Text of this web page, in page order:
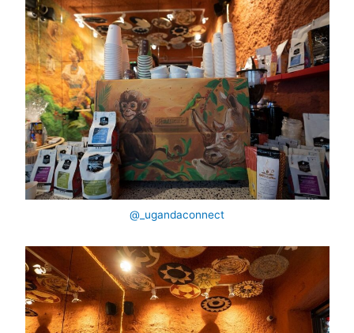
@_ugandaconnect